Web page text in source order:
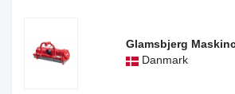
Glamsbjerg
Danmark